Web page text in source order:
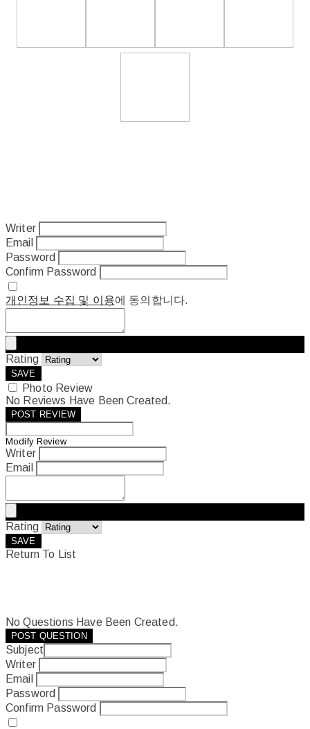
Writer
Email
Password
Confirm Password
개인정보 수집 및 이용에 동의합니다.
Rating
SAVE
Photo Review
No Reviews Have Been Created.
POST REVIEW
Modify Review
Writer
Email
Rating
SAVE
Return To List
No Questions Have Been Created.
POST QUESTION
Subject
Writer
Email
Password
Confirm Password